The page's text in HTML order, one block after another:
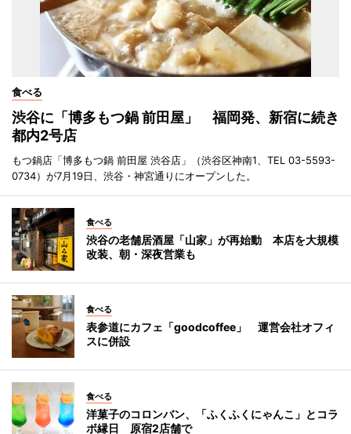
食べる
渋谷に「博多もつ鍋 前田屋」 福岡発、新宿に続き
都内2号店
もつ鍋店「博多もつ鍋 前田屋 渋谷店」（渋谷区神南1、TEL 03-5593-
0734）が7月19日、渋谷・神宮通りにオープンした。
食べる
渋谷の老舗居酒屋「山家」が再始動 本店を大規模
改装、朝・深夜営業も
食べる
表参道にカフェ「goodcoffee」 運営会社オフィ
スに併設
食べる
洋菓子のコロンバン、「ふくふくにゃんこ」とコラ
ボ縁日 原宿2店舗で